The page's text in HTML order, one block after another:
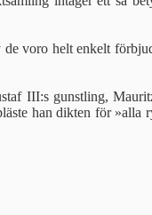
voro helt enkelt
III:s gunstling,
han dikten för »alla